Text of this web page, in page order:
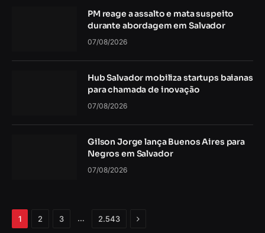
PM reage a assalto e mata suspeito
durante abordagem em Salvador
07/08/2026
Hub Salvador mobiliza startups baianas
para chamada de inovação
07/08/2026
Gilson Jorge lança Buenos Aires para
Negros em Salvador
07/08/2026
1 2 3 … 2.543 Próximo